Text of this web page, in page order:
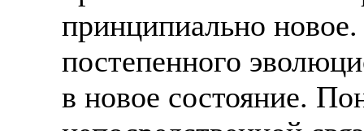
принципиально
постепенного
в новое состояние.